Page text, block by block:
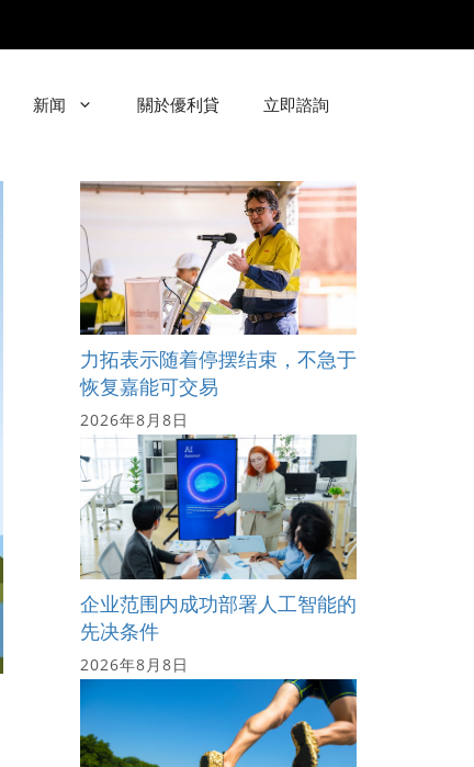
新闻 關於優利貸 立即諮詢
力拓表示随着停摆结束，不急于
恢复嘉能可交易
2026年8月8日
企业范围内成功部署人工智能的
先决条件
2026年8月8日